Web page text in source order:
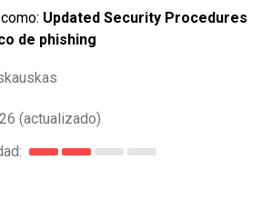
Updated Security Procedures
de phishing
(actualizado)